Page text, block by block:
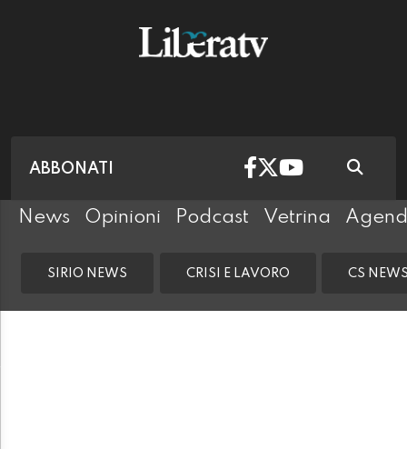
ABBONATI
News Opinioni Podcast Vetrina
SIRIO NEWS CRISI E LAVORO CS